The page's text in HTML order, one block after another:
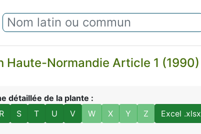
Normandie Article 1 (1990)
détaillée de la plante :
R S T U V W X Y Z Excel .xlsx